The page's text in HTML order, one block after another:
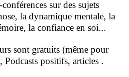
sur des sujets
la dynamique mentale, la
la confiance en soi...
sont gratuits (même pour
Podcasts positifs, articles .